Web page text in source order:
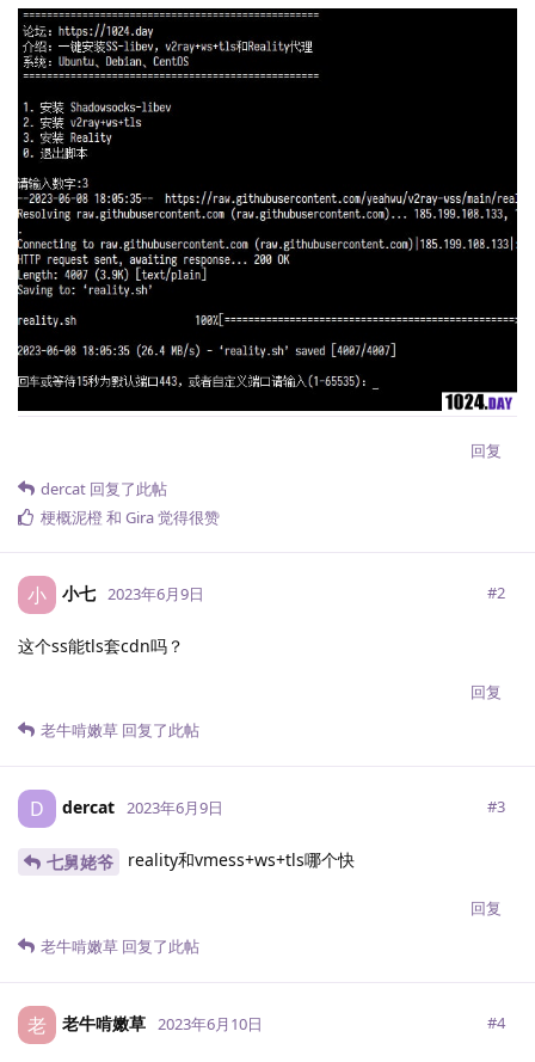
回复
dercat 回复了此帖
梗概泥橙 和 Gira觉得很赞
小 小七 2023年6月9日 #2
这个ss能tls套cdn吗？
回复
老牛啃嫩草 回复了此帖
D dercat 2023年6月9日 #3
七舅姥爷 reality和vmess+ws+tls哪个快
回复
老牛啃嫩草 回复了此帖
老 老牛啃嫩草 2023年6月10日 #4